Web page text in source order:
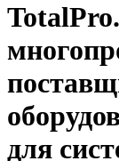
для